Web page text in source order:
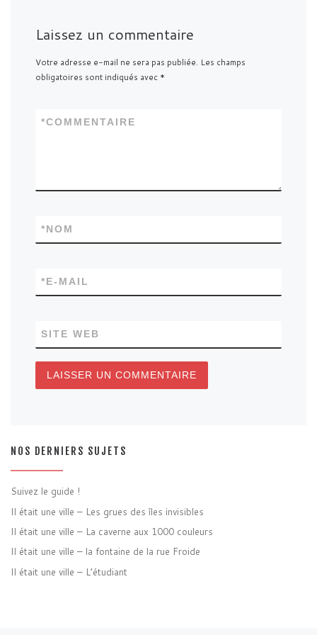
Laissez un commentaire
Votre adresse e-mail ne sera pas publiée. Les champs
obligatoires sont indiqués avec *
COMMENTAIRE
*
NOM
*
E-MAIL
*
SITE WEB
NOS DERNIERS SUJETS
Suivez le guide !
Il était une ville – Les grues des îles invisibles
Il était une ville – La caverne aux 1000 couleurs
Il était une ville – la fontaine de la rue Froide
Il était une ville – L’étudiant